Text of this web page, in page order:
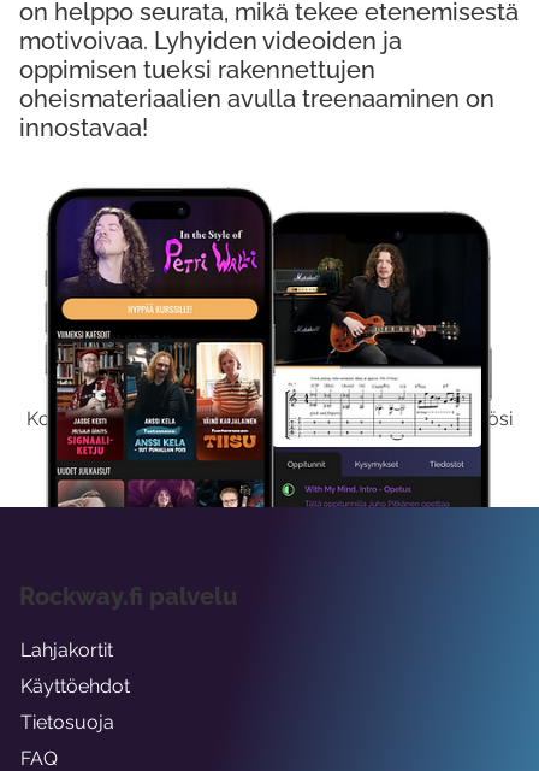
Kokeile Ilmaiseksi
Kokeilemalla ilmaiseksi saat koko sisältömme käyttöösi
viikon ajaksi.
on helppo seurata, mikä tekee etenemisestä
motivoivaa. Lyhyiden videoiden ja
oppimisen tueksi rakennettujen
oheismateriaalien avulla treenaaminen on
innostavaa!
Rockway.fi palvelu
Lahjakortit
Käyttöehdot
Tietosuoja
FAQ